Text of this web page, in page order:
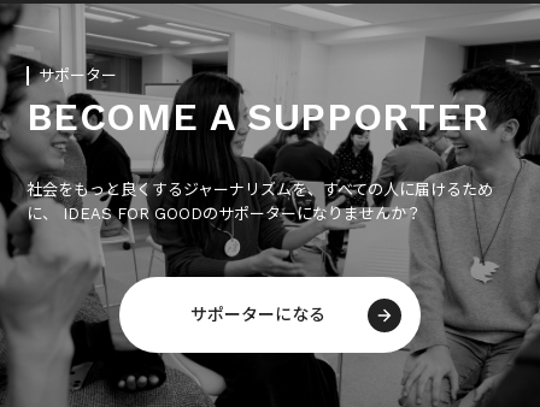
サポーター
BECOME A SUPPORTER
社会をもっと良くするジャーナリズムを、すべての人に届けるため
に、 IDEAS FOR GOODのサポーターになりませんか？
サポーターになる